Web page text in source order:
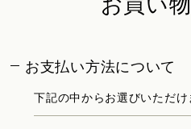
お買い
お支払い方法について
下記の中からお選びいただけ